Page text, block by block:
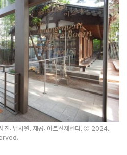
진: 남서원. 제공: 아트선재센터. ⓒ 2024.